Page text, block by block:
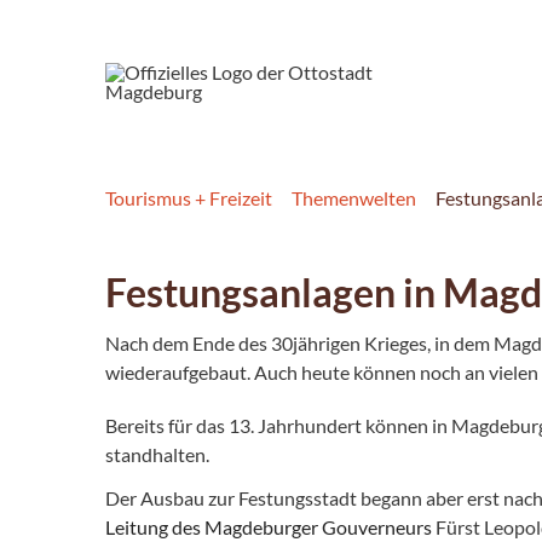
Tourismus + Freizeit Themenwelten
Festungsanlagen in
Nach dem Ende des 30jährigen Krieges, in dem
wiederaufgebaut. Auch heute können noch an
Bereits für das 13. Jahrhundert können in
standhalten.
Der Ausbau zur Festungsstadt begann aber erst
Leitung des Magdeburger Gouverneurs Fürst